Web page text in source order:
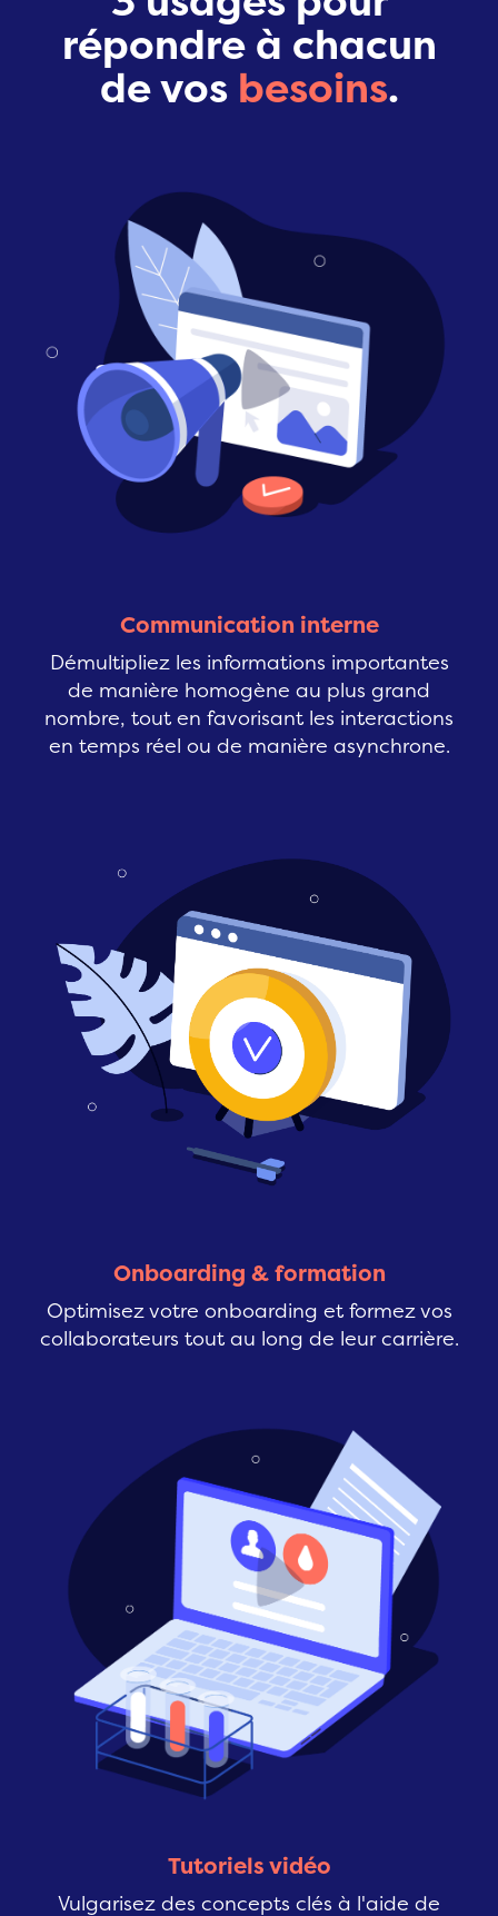
répondre à chacun
de vos besoins.
Communication interne
Démultipliez les informations importantes
de manière homogène au plus grand
nombre, tout en favorisant les interactions
en temps réel ou de manière asynchrone.
Onboarding & formation
Optimisez votre onboarding et formez vos
collaborateurs tout au long de leur carrière.
Tutoriels vidéo
Vulgarisez des concepts clés à l'aide de